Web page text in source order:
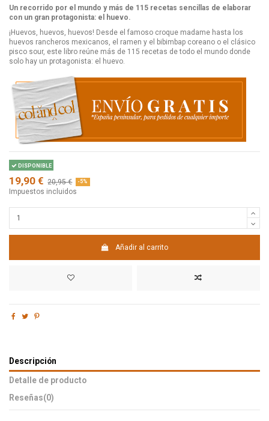
Un recorrido por el mundo y más de 115 recetas sencillas de elaborar
con un gran protagonista: el huevo.
¡Huevos, huevos, huevos! Desde el famoso croque madame hasta los
huevos rancheros mexicanos, el ramen y el bibimbap coreano o el clásico
pisco sour, este libro reúne más de 115 recetas de todo el mundo donde
solo hay un protagonista: el huevo.
DISPONIBLE
19,90 € 20,95 € -5%
Impuestos incluidos
Añadir al carrito
Descripción
Detalle de producto
Reseñas(0)